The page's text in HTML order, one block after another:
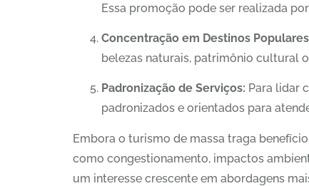
Essa promoção pode ser realizada
Concentração em Destinos
belezas naturais, patrimônio cultural
Padronização de Serviços: Para lidar
padronizados e orientados para
Embora o turismo de massa traga
como congestionamento, impactos
um interesse crescente em abordagens